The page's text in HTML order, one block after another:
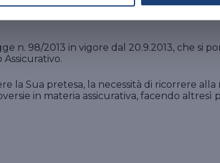
dal 9.2.2015,che si pone come condizione
n. 98/2013 in vigore dal 20.9.2013, che si
la Sua pretesa, la necessità di ricorrere
in materia assicurativa, facendo altresì